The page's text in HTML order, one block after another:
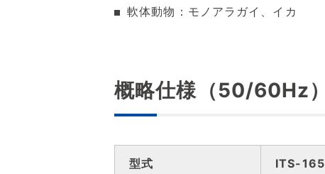
軟体動物：モノアラガイ、イカ
概略仕様（50/60Hz）
型式 ITS-